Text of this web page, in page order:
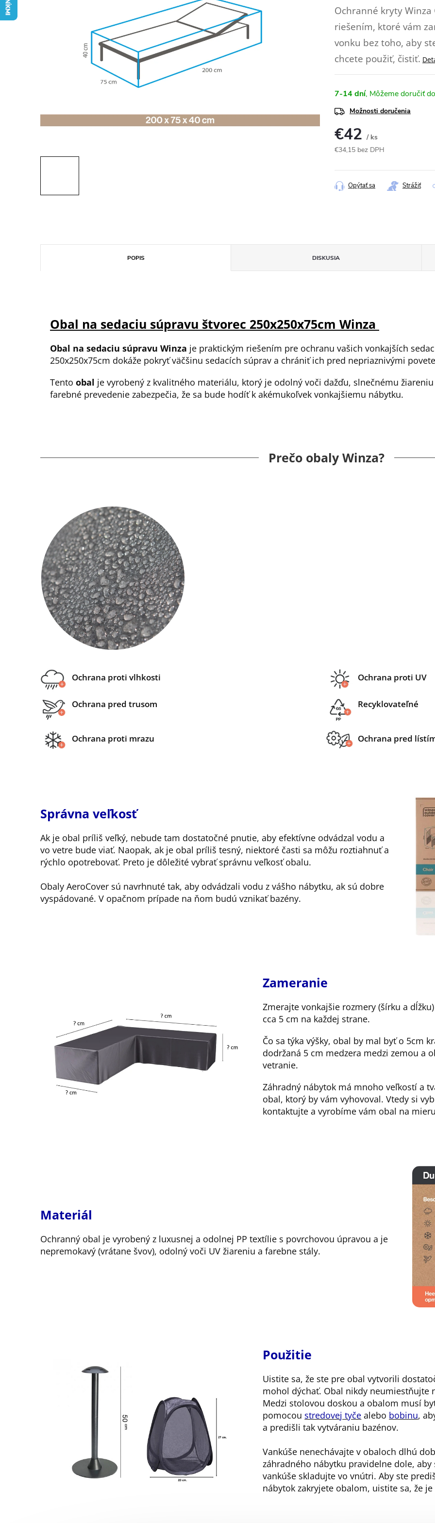
Ochranné kryty
riešením, ktoré vám
vonku bez toho, aby
chcete použiť, čistiť.
7-14 dní
Možnosti doručenia
€42 / ks
€34,15 bez DPH
cena:
Opýtať sa Strážiť
POPIS DISKUSIA
Obal na sedaciu súpravu štvorec 250x250x75cm Winza
Obal na sedaciu súpravu Winza je praktickým riešením pre ochranu vašich vonkajších
250x250x75cm dokáže pokryť väčšinu sedacích súprav a chrániť ich pred nepriaznivými
Tento obal je vyrobený z kvalitného materiálu, ktorý je odolný voči dažďu, slnečnému
farebné prevedenie zabezpečia, že sa bude hodíť k akémukoľvek vonkajšiemu nábytku.
Prečo obaly Winza?
Ochrana proti vlhkosti Ochrana proti UV
Ochrana pred trusom Recyklovateľné
Ochrana proti mrazu Ochrana pred
Správna veľkosť
Ak je obal príliš veľký, nebude tam dostatočné pnutie, aby efektívne odvádzal vodu a
vo vetre bude viať. Naopak, ak je obal príliš tesný, niektoré časti sa môžu roztiahnuť a
rýchlo opotrebovať. Preto je dôležité vybrať správnu veľkosť obalu.
Obaly AeroCover sú navrhnuté tak, aby odvádzali vodu z vášho nábytku, ak sú dobre
vyspádované. V opačnom prípade na ňom budú vznikať bazény.
Zameranie
Zmerajte vonkajšie rozmery (šírku a
cca 5 cm na každej strane.
Čo sa týka výšky, obal by mal byť o 5cm
dodržaná 5 cm medzera medzi zemou a
vetranie.
Záhradný nábytok má mnoho veľkostí a
obal, ktorý by vám vyhovoval. Vtedy si
kontaktujte a vyrobíme vám obal na
Materiál
Ochranný obal je vyrobený z luxusnej a odolnej PP textílie s povrchovou úpravou a je
nepremokavý (vrátane švov), odolný voči UV žiareniu a farebne stály.
Použitie
Uistite sa, že ste pre obal vytvorili
mohol dýchať. Obal nikdy neumiestňujte
Medzi stolovou doskou a obalom musí
pomocou stredovej tyče alebo bobinu,
a predišli tak vytváraniu bazénov.
Vankúše nenechávajte v obaloch dlhú
záhradného nábytku pravidelne dole,
vankúše skladujte vo vnútri. Aby ste
nábytok zakryjete obalom, uistite sa, že